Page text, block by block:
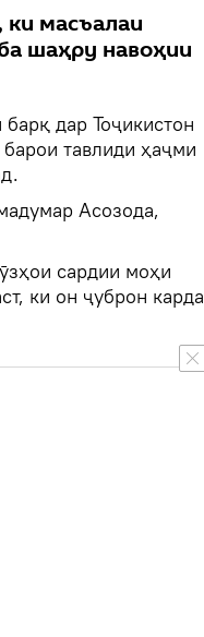
масъалаи
шаҳру навоҳии
дар Тоҷикистон
тавлиди ҳаҷми
Асозода,
сардии моҳи
ки он ҷуброн карда